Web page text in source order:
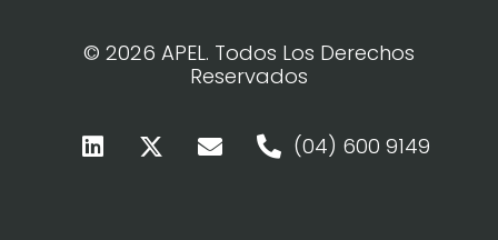
© 2026 APEL. Todos Los Derechos
Reservados
(04) 600 9149